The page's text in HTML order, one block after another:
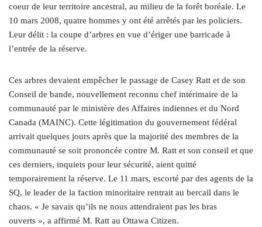
coeur de leur territoire ancestral, au milieu de la forêt boréale. Le
10 mars 2008, quatre hommes y ont été arrêtés par les policiers.
Leur délit : la coupe d’arbres en vue d’ériger une barricade à
l’entrée de la réserve.
Ces arbres devaient empêcher le passage de Casey Ratt et de son
Conseil de bande, nouvellement reconnu chef intérimaire de la
communauté par le ministère des Affaires indiennes et du Nord
Canada (MAINC). Cette légitimation du gouvernement fédéral
arrivait quelques jours après que la majorité des membres de la
communauté se soit prononcée contre M. Ratt et son conseil et que
ces derniers, inquiets pour leur sécurité, aient quitté
temporairement la réserve. Le 11 mars, escorté par des agents de la
SQ, le leader de la faction minoritaire rentrait au bercail dans le
chaos. « Je savais qu’ils ne nous attendraient pas les bras
ouverts », a affirmé M. Ratt au Ottawa Citizen.